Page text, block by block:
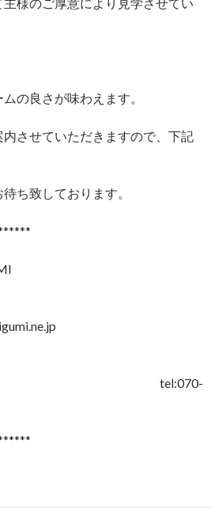
の良さが味わえます。
させていただきますので、下記
ち致しております。
東 (有)KIGUMI
934-5169
950-7359
＠kigumi.ne.jp
克則
tel:070-